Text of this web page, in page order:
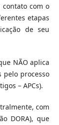
contato com o
etapas
de seu
NÃO aplica
pelo processo
– APCs).
com
DORA), que